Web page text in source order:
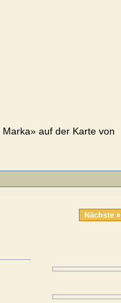
auf der Karte von
Nächste »